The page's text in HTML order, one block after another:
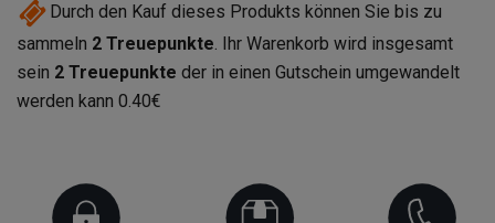
Durch den Kauf dieses Produkts können Sie bis zu
sammeln 2 Treuepunkte. Ihr Warenkorb wird insgesamt
sein 2 Treuepunkte der in einen Gutschein umgewandelt
werden kann 0.40€